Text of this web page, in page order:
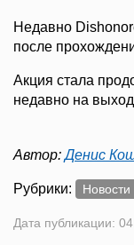
Недавно
после
Акция стала
недавно на
Автор:Денис
Рубрики: Новости
Дата публикации: